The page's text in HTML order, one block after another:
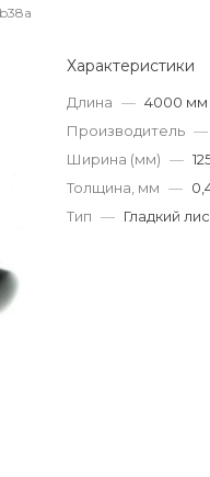
Характеристики
Длина — 4000 мм
Производитель —
Ширина (мм) —
Толщина, мм —
Тип — Гладкий